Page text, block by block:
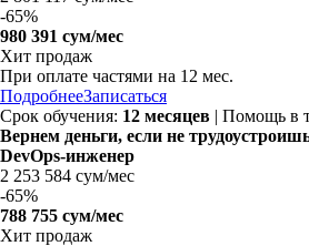
-65%
980 391 сум/мес
Хит продаж
При оплате частями на 12 мес.
ПодробнееЗаписаться
Срок обучения: 12 месяцев | Помощь в
Вернем деньги, если не
DevOps-инженер
2 253 584 сум/мес
-65%
788 755 сум/мес
Хит продаж